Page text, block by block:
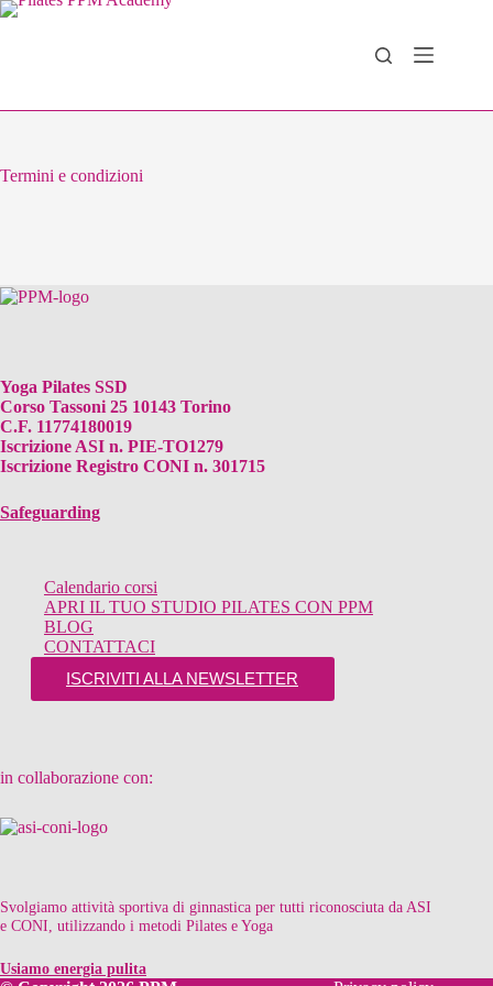
Salta
Termini e condizioni
Yoga Pilates SSD
Corso Tassoni 25 10143 Torino
C.F. 11774180019
Iscrizione ASI n. PIE-TO1279
Iscrizione Registro CONI n. 301715
Safeguarding
Calendario corsi
APRI IL TUO STUDIO PILATES CON PPM
BLOG
CONTATTACI
ISCRIVITI ALLA NEWSLETTER
in collaborazione con:
Svolgiamo attività sportiva di ginnastica per tutti riconosciuta da ASI
e CONI, utilizzando i metodi Pilates e Yoga
Usiamo energia pulita